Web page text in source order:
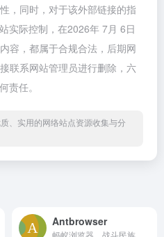
，同时，对于该外部链接的指
实际控制，在2026年 7月 6日
容，都属于合规合法，后期网
联系网站管理员进行删除，六
责任。
、实用的网络站点资源收集与分
Antbrowser